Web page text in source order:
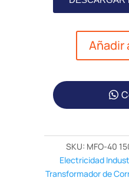
Añadir
SKU: MFO-40
Electricidad
Transformador de